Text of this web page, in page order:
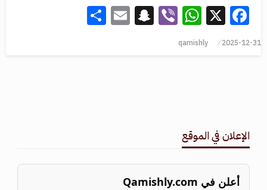
Facebook
X
WhatsApp
Viber
Snapchat
Email
2025-12-31
qamishly
الإعلان في الموقع
أعلن في Qamishly.com